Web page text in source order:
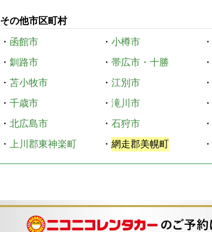
その他市区町村
・ 函館市 ・ 小樽市 ・
・ 釧路市 ・ 帯広市・十勝 ・
・ 苫小牧市 ・ 江別市 ・
・ 千歳市 ・ 滝川市 ・
・ 北広島市 ・ 石狩市 ・
・
上川郡東神楽町 ・ 網走郡美幌町 ・